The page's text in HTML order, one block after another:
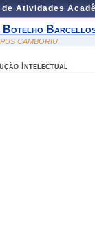
de Atividades
Botelho
CAMBORIU
Intelectual